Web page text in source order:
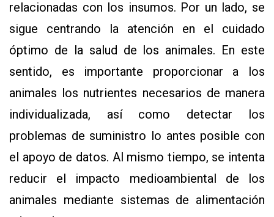
relacionadas con los insumos. Por un lado, se
sigue centrando la atención en el cuidado
óptimo de la salud de los animales. En este
sentido, es importante proporcionar a los
animales los nutrientes necesarios de manera
individualizada, así como detectar los
problemas de suministro lo antes posible con
el apoyo de datos. Al mismo tiempo, se intenta
reducir el impacto medioambiental de los
animales mediante sistemas de alimentación